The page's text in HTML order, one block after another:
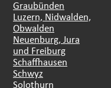
Graubünden
Luzern, Nidwalden,
Obwalden
Neuenburg, Jura
und Freiburg
Schaffhausen
Schwyz
Solothurn